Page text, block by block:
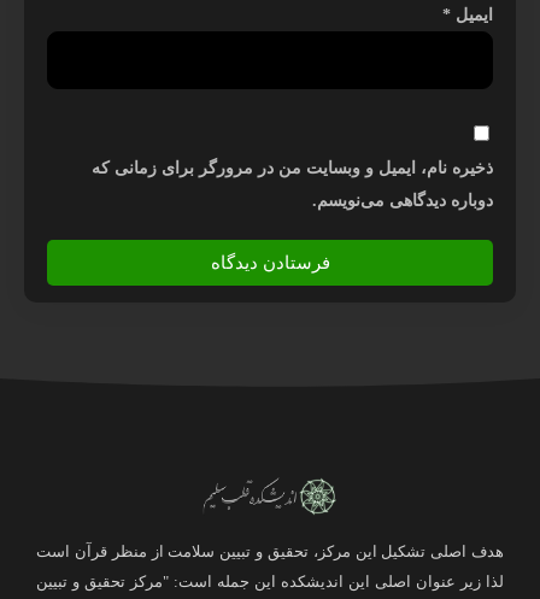
ایمیل *
ذخیره نام، ایمیل و وبسایت من در مرورگر برای زمانی که
دوباره دیدگاهی می‌نویسم.
هدف اصلی تشکیل این مرکز، تحقیق و تبیین سلامت از منظر قرآن است
لذا زیر عنوان اصلی این اندیشکده این جمله است: "مرکز تحقیق و تبیین